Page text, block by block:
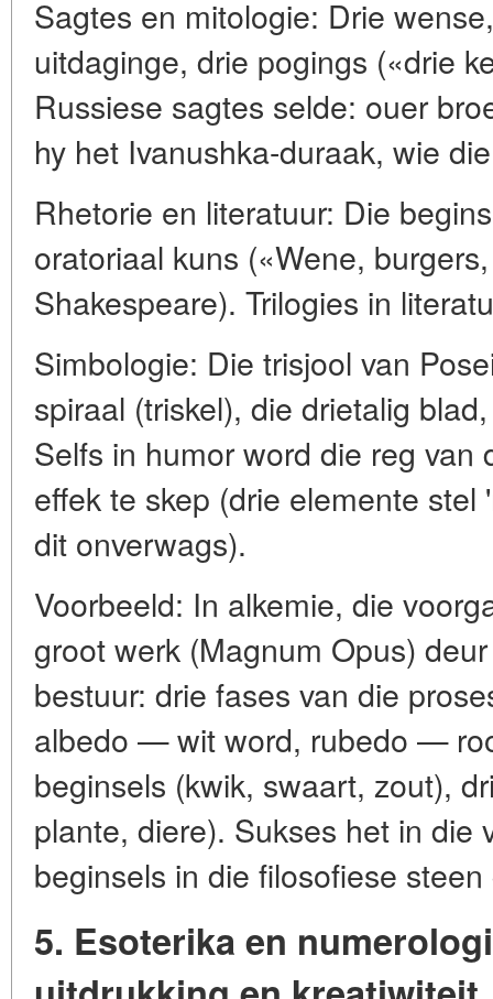
Sagtes en mitologie: Drie
uitdaginge, drie pogings («drie
Russiese sagtes selde: ouer
hy het Ivanushka-duraak, wie
Rhetorie en literatuur: Die
oratoriaal kuns («Wene,
Shakespeare). Trilogies in
Simbologie: Die trisjool van
spiraal (triskel), die drietalig
Selfs in humor word die reg van
effek te skep (drie elemente
dit onverwags).
Voorbeeld: In alkemie, die
groot werk (Magnum Opus)
bestuur: drie fases van die
albedo — wit word, rubedo —
beginsels (kwik, swaart, zout),
plante, diere). Sukses het in die
beginsels in die filosofiese
5. Esoterika en